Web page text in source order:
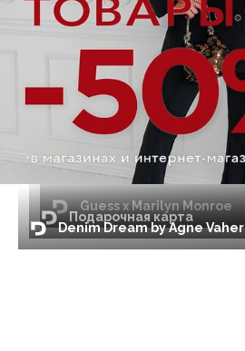
Denim Dream by Agne Vaher
Подарочная карта
Guess x Marilyn Monroe